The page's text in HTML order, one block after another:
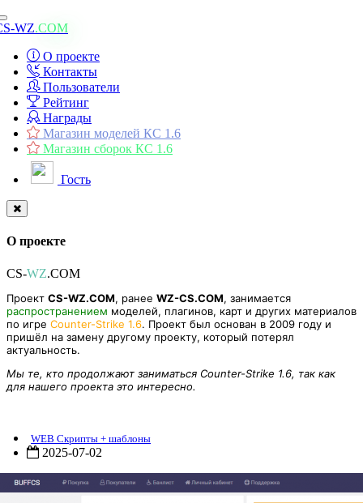
Toggle
navigation
WZ.COM
О проекте
Контакты
Пользователи
Рейтинг
Награды
Магазин моделей КС 1.6
Магазин сборок КС 1.6
Гость
О проекте
CS-WZ.COM
Проект CS-WZ.COM, ранее WZ-CS.COM, занимается
распространением моделей, плагинов, карт и других материалов
по игре Counter-Strike 1.6. Проект был основан в 2009 году и
пришёл на замену другому проекту, который потерял
актуальность.
Мы те, кто продолжают заниматься Counter-Strike 1.6, так как
для нашего проекта это интересно.
WEB Скрипты + шаблоны
2025-07-02